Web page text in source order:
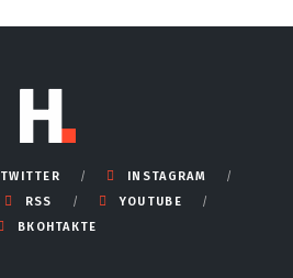
TWITTER
INSTAGRAM
RSS
YOUTUBE
ВКОНТАКТЕ